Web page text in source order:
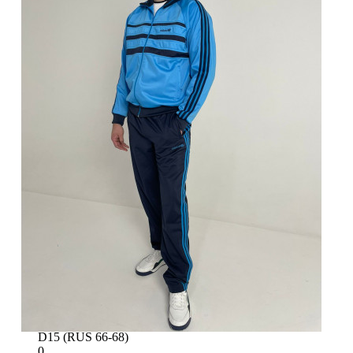
D8 (RUS 52-54)
D9 (RUS 54-56)
D12 (RUS 60-62)
D15 (RUS 66-68)